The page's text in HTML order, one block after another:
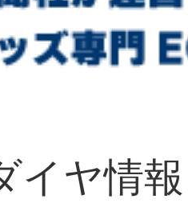
イヤ情